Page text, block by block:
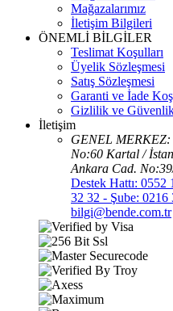
Mağazalarımız
İletişim Bilgileri
ÖNEMLİ BİLGİLER
Teslimat Koşulları
Üyelik Sözleşmesi
Satış Sözleşmesi
Garanti ve İade
Gizlilik ve
İletişim
GENEL MERKEZ:
No:60 Kartal /
Ankara Cad.
Destek Hattı:
32 32 - Şube: 0216
bilgi@bende.com.tr